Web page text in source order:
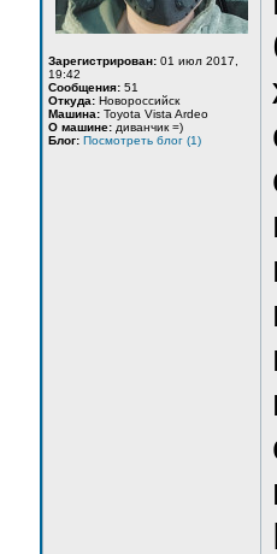
Зарегистрирован: 01 июл 2017,
19:42
Сообщения: 51
Откуда: Новороссийск
Машина: Toyota Vista Ardeo
О машине: диванчик =)
Блог: Посмотреть блог (1)